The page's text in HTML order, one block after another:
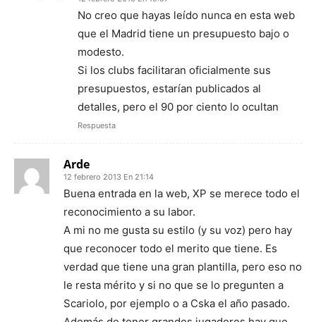
No creo que hayas leído nunca en esta web
que el Madrid tiene un presupuesto bajo o
modesto.
Si los clubs facilitaran oficialmente sus
presupuestos, estarían publicados al
detalles, pero el 90 por ciento lo ocultan
Respuesta
Arde
12 febrero 2013 En 21:14
Buena entrada en la web, XP se merece todo el
reconocimiento a su labor.
A mi no me gusta su estilo (y su voz) pero hay
que reconocer todo el merito que tiene. Es
verdad que tiene una gran plantilla, pero eso no
le resta mérito y si no que se lo pregunten a
Scariolo, por ejemplo o a Cska el año pasado.